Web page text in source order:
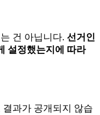
건 아닙니다. 선거인
설정했는지에 따라
과가 공개되지 않습